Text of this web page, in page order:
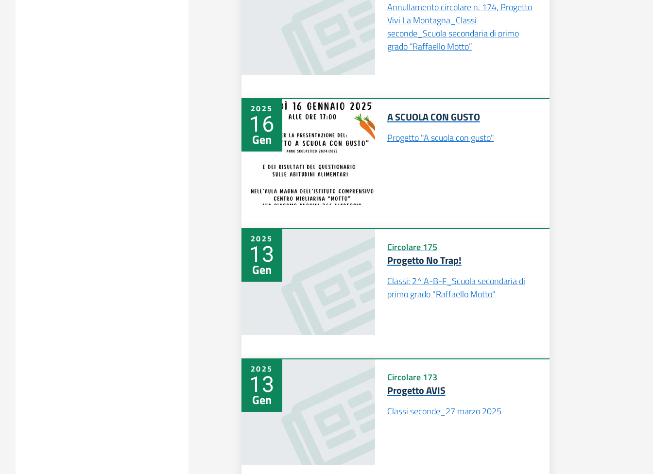
Annullamento circolare n. 174, Progetto
Vivi La Montagna_Classi
seconde_Scuola secondaria di primo
grado “Raffaello Motto”
2025
16
Gen
A SCUOLA CON GUSTO
Progetto "A scuola con gusto"
2025
13
Gen
Circolare 175
Progetto No Trap!
Classi: 2^ A-B-F_Scuola secondaria di
primo grado "Raffaello Motto"
2025
13
Gen
Circolare 173
Progetto AVIS
Classi seconde_27 marzo 2025